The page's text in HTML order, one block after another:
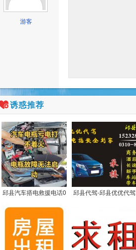
游客
诱惑推荐
邱县汽车搭电救援电话0
邱县代驾-邱县优优代驾